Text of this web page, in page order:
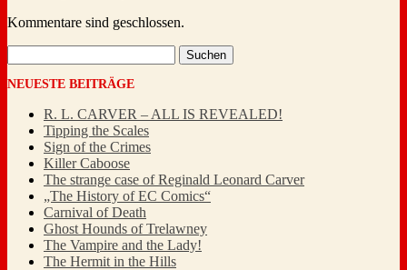
Kommentare sind geschlossen.
nach:
NEUESTE BEITRÄGE
R. L. CARVER – ALL IS REVEALED!
Tipping the Scales
Sign of the Crimes
Killer Caboose
The strange case of Reginald Leonard Carver
„The History of EC Comics“
Carnival of Death
Ghost Hounds of Trelawney
The Vampire and the Lady!
The Hermit in the Hills